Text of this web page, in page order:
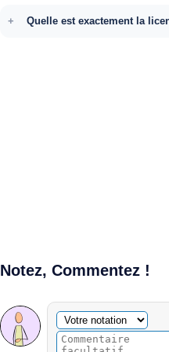
Quelle est exactement la
Notez, Commentez !
Commentaire facultatif
Votre notation